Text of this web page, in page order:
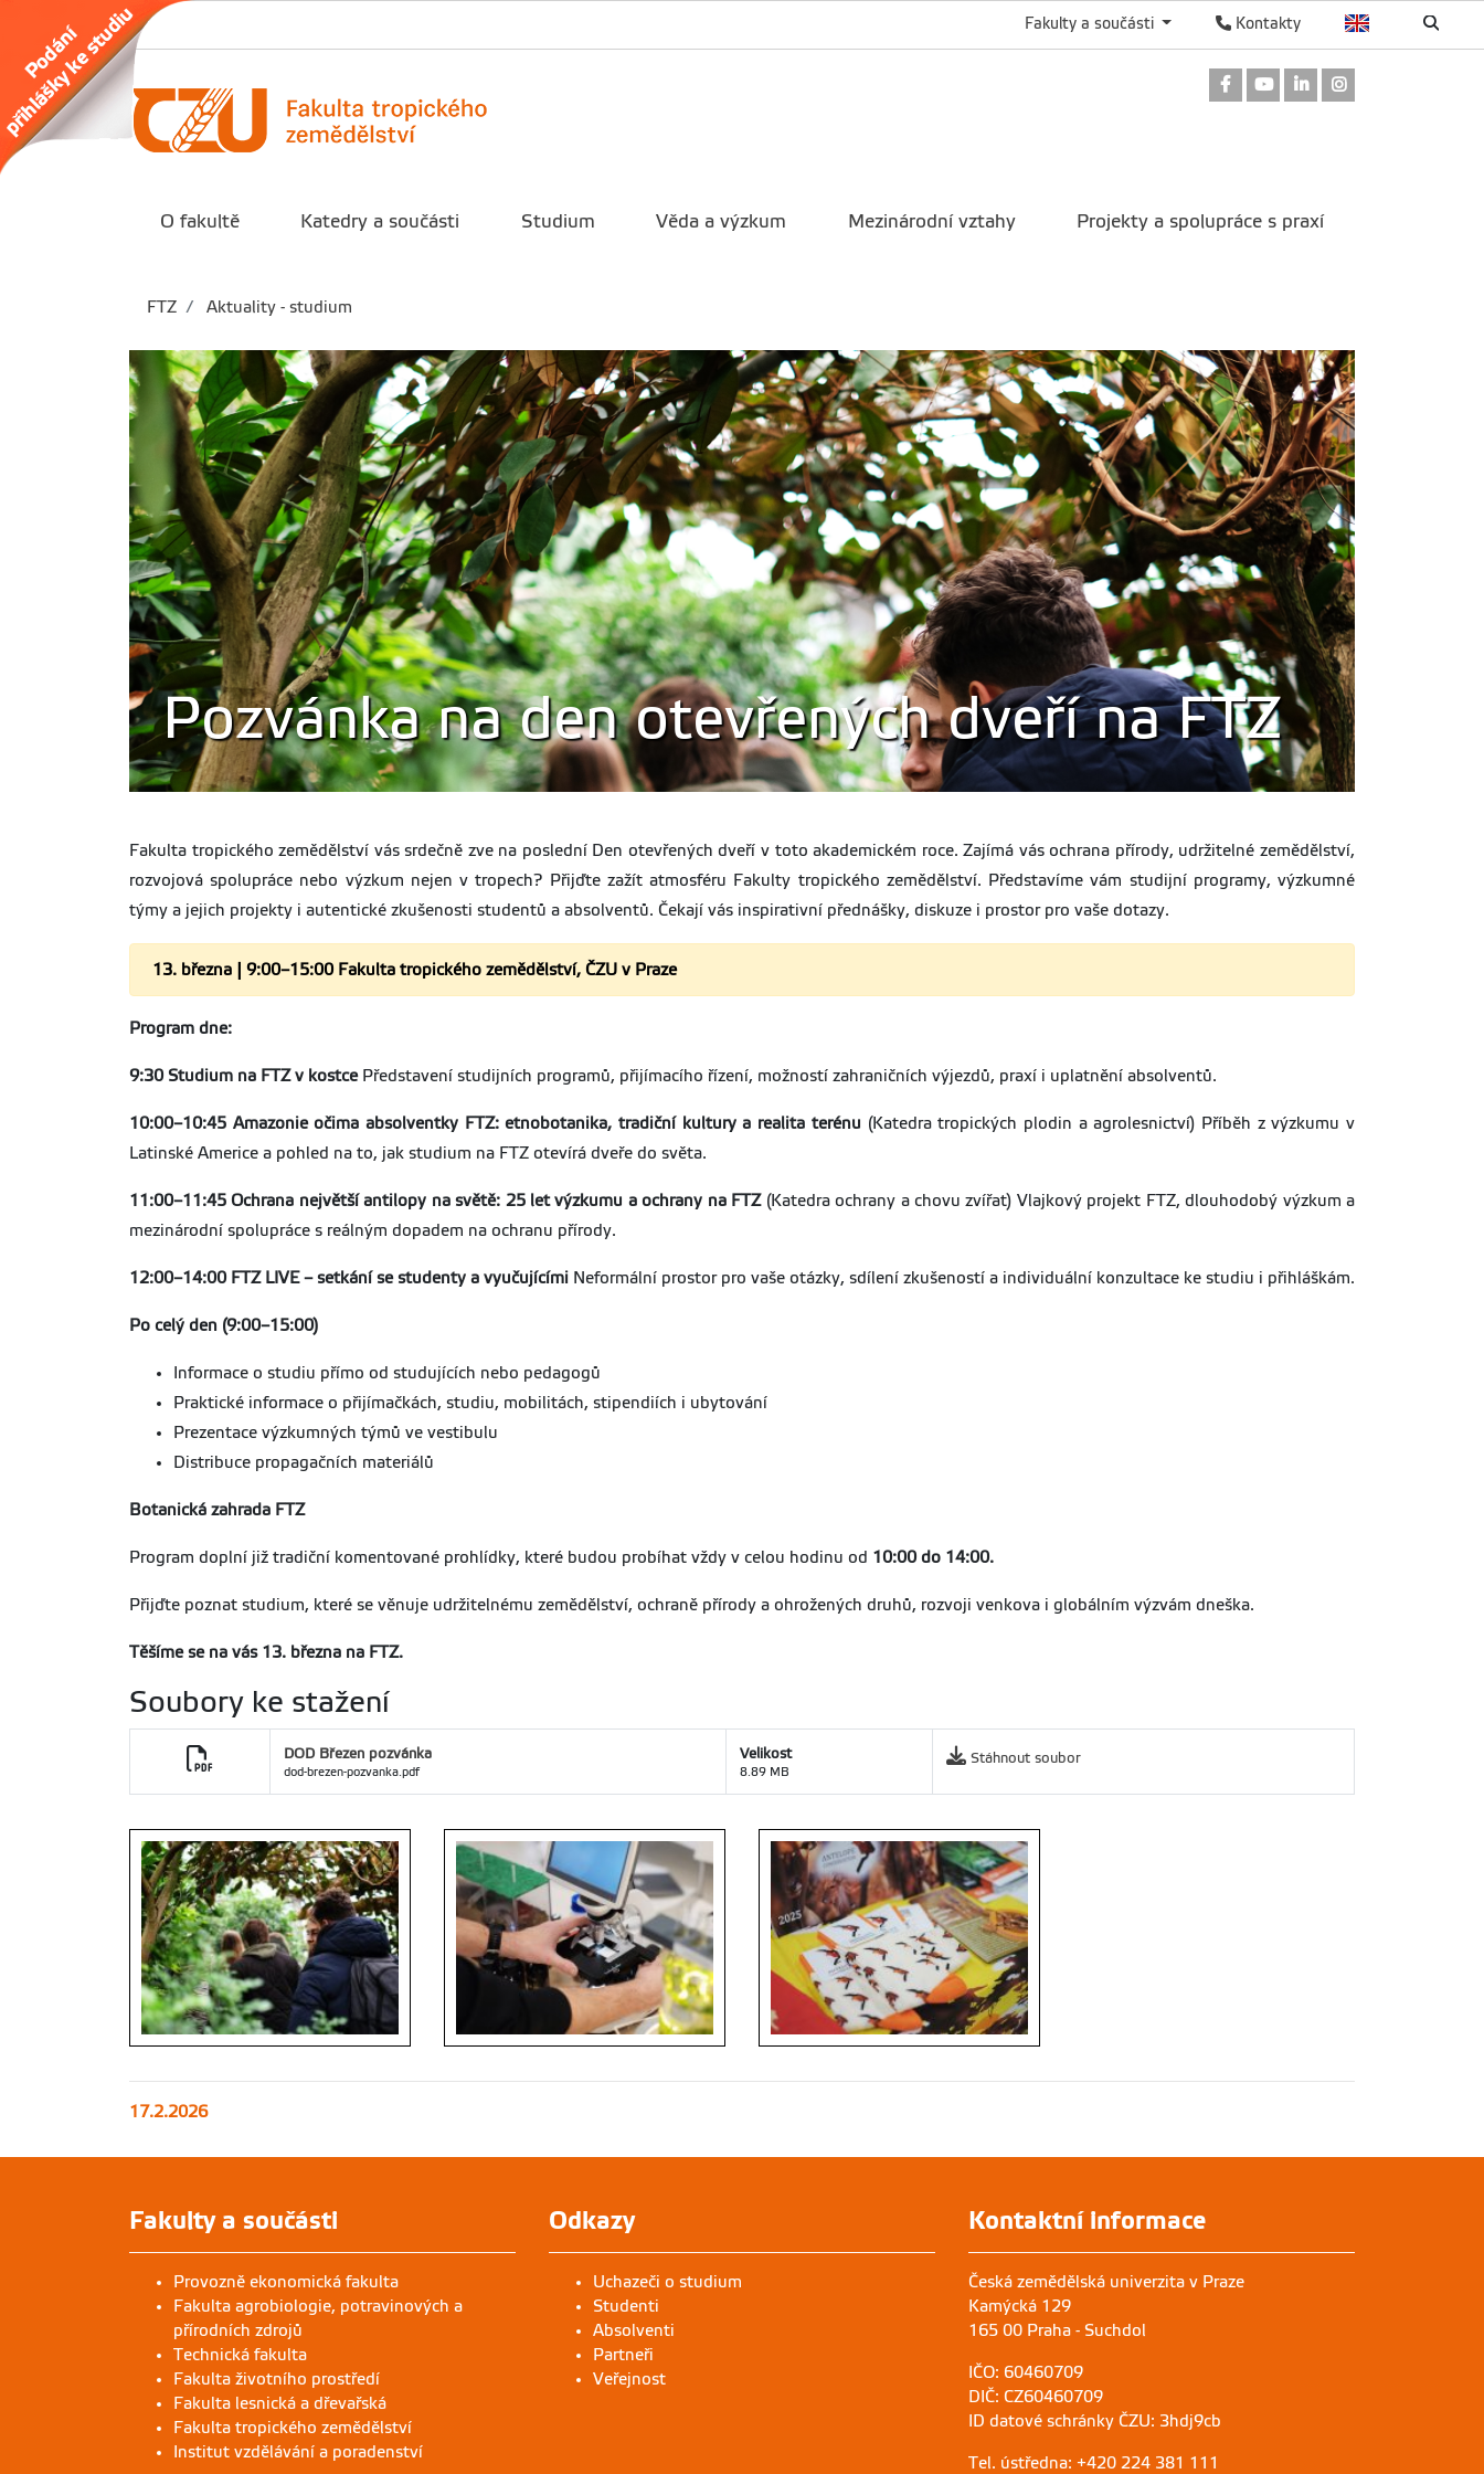
Kontakty
Fakulty a součásti
Odkaz na Facebook
Odkaz na Youtube
Odkaz na LinkedIn
O fakultě Katedry a součásti Studium Věda a výzkum Mezinárodní vztahy Projekty a spolupráce s praxí
FTZ Aktuality - studium
Pozvánka na den otevřených dveří na FTZ
Fakulta tropického zemědělství vás srdečně zve na poslední Den otevřených dveří v toto akademickém roce. Zajímá vás ochrana přírody, udržitelné zemědělství,
rozvojová spolupráce nebo výzkum nejen v tropech? Přijďte zažít atmosféru Fakulty tropického zemědělství. Představíme vám studijní programy, výzkumné
týmy a jejich projekty i autentické zkušenosti studentů a absolventů. Čekají vás inspirativní přednášky, diskuze i prostor pro vaše dotazy.
13. března | 9:00–15:00 Fakulta tropického zemědělství, ČZU v Praze
Program dne:
9:30 Studium na FTZ v kostcePředstavení studijních programů, přijímacího řízení, možností zahraničních výjezdů, praxí i uplatnění absolventů.
10:00–10:45 Amazonie očima absolventky FTZ: etnobotanika, tradiční kultury a realita terénu (Katedra tropických plodin a agrolesnictví) Příběh z výzkumu v
Latinské Americe a pohled na to, jak studium na FTZ otevírá dveře do světa.
11:00–11:45Ochrana největší antilopy na světě: 25 let výzkumu a ochrany na FTZ(Katedra ochrany a chovu zvířat) Vlajkový projekt FTZ, dlouhodobý výzkum a
mezinárodní spolupráce s reálným dopadem na ochranu přírody.
12:00–14:00 FTZ LIVE – setkání se studenty a vyučujícími Neformální prostor pro vaše otázky, sdílení zkušeností a individuální konzultace ke studiu i přihláškám.
Po celý den (9:00–15:00)
Informace o studiu přímo od studujících nebo pedagogů
Praktické informace o přijímačkách, studiu, mobilitách, stipendiích i ubytování
Prezentace výzkumných týmů ve vestibulu
Distribuce propagačních materiálů
Botanická zahrada FTZ
Program doplní již tradiční komentované prohlídky, které budou probíhat vždy v celou hodinu od 10:00 do 14:00.
Přijďte poznat studium, které se věnuje udržitelnému zemědělství, ochraně přírody a ohrožených druhů, rozvoji venkova i globálním výzvám dneška.
Těšíme se na vás 13. března na FTZ.
Soubory ke stažení
DOD Březen pozvánka
dod-brezen-pozvanka.pdf
Velikost
8.89 MB
Stáhnout soubor
17.2.2026
Fakulty a součásti
Provozně ekonomická fakulta
Fakulta agrobiologie, potravinových a
přírodních zdrojů
Technická fakulta
Fakulta životního prostředí
Fakulta lesnická a dřevařská
Fakulta tropického zemědělství
Institut vzdělávání a poradenství
Odkazy
Uchazeči o studium
Studenti
Absolventi
Partneři
Veřejnost
Kontaktní informace
Česká zemědělská univerzita v Praze
Kamýcká 129
165 00 Praha - Suchdol
IČO: 60460709
DIČ: CZ60460709
ID datové schránky ČZU: 3hdj9cb
Tel. ústředna: +420 224 381 111